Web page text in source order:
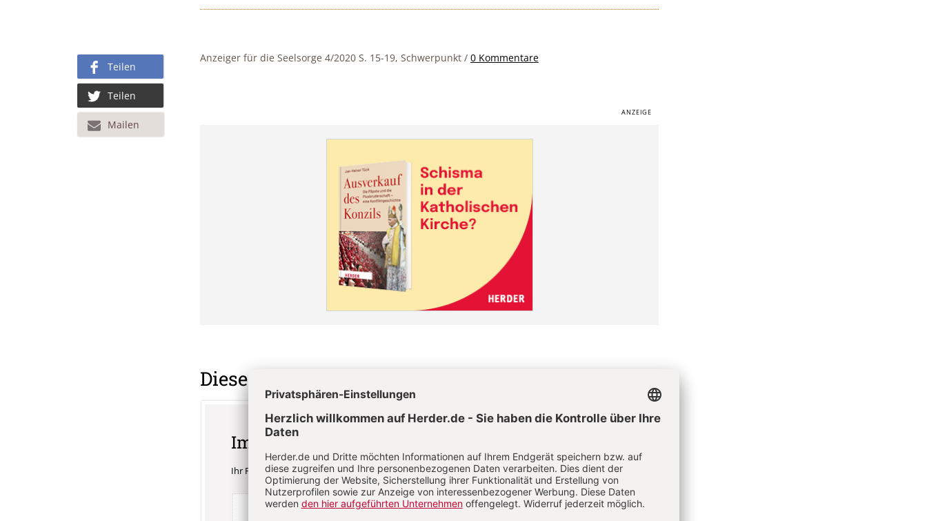
Anzeiger für die Seelsorge 4/2020 S. 15-19, Schwerpunkt / 0 Kommentare
Diesen Artikel jetzt lesen!
Im Abo
Ihr Plus: Zugriff auch auf alle anderen Artikel im Abo-Bereich
Teilen
Teilen
Mailen